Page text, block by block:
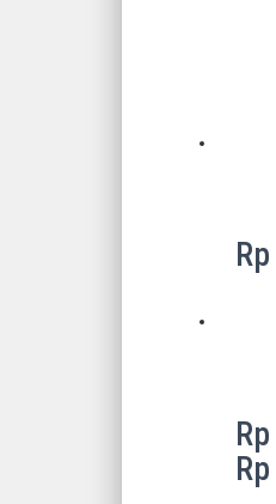
Rp
Rp
Rp